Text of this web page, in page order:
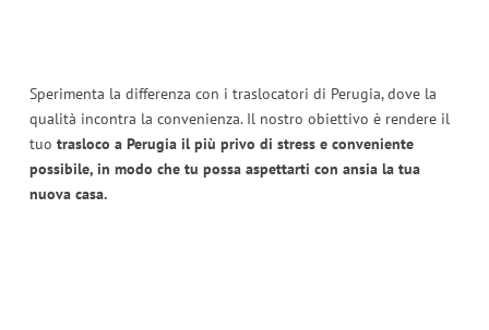
Sperimenta la differenza con i traslocatori di Perugia, dove la
qualità incontra la convenienza. Il nostro obiettivo è rendere il
tuo trasloco a Perugia il più privo di stress e conveniente
possibile, in modo che tu possa aspettarti con ansia la tua
nuova casa.